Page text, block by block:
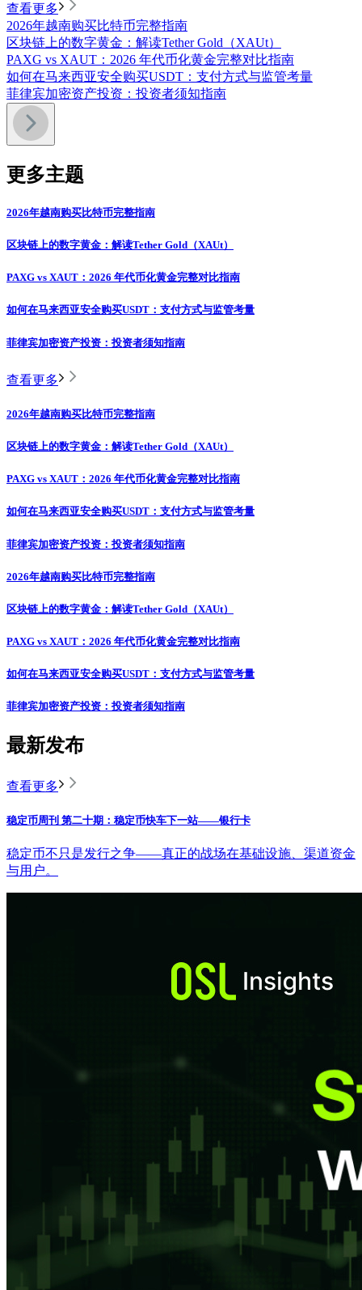
查看更多
2026年越南购买比特币完整指南
区块链上的数字黄金：解读Tether Gold（XAUt）
PAXG vs XAUT：2026 年代币化黄金完整对比指南
如何在马来西亚安全购买USDT：支付方式与监管考量
菲律宾加密资产投资：投资者须知指南
更多主题
2026年越南购买比特币完整指南
区块链上的数字黄金：解读Tether Gold（XAUt）
PAXG vs XAUT：2026 年代币化黄金完整对比指南
如何在马来西亚安全购买USDT：支付方式与监管考量
菲律宾加密资产投资：投资者须知指南
查看更多
2026年越南购买比特币完整指南
区块链上的数字黄金：解读Tether Gold（XAUt）
PAXG vs XAUT：2026 年代币化黄金完整对比指南
如何在马来西亚安全购买USDT：支付方式与监管考量
菲律宾加密资产投资：投资者须知指南
2026年越南购买比特币完整指南
区块链上的数字黄金：解读Tether Gold（XAUt）
PAXG vs XAUT：2026 年代币化黄金完整对比指南
如何在马来西亚安全购买USDT：支付方式与监管考量
菲律宾加密资产投资：投资者须知指南
最新发布
查看更多
稳定币周刊 第二十期：稳定币快车下一站——银行卡
稳定币不只是发行之争——真正的战场在基础设施、渠道资金
与用户。